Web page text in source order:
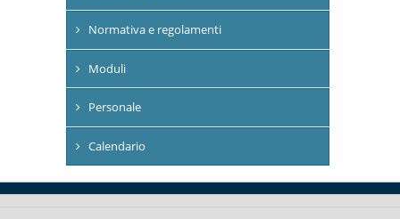
Normativa e regolamenti
Moduli
Personale
Calendario